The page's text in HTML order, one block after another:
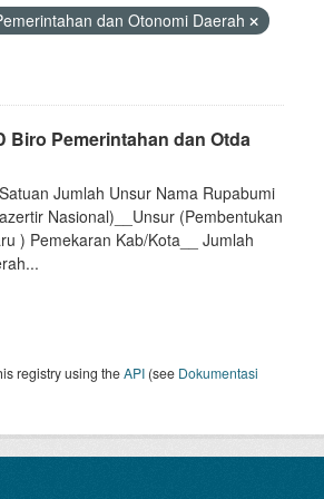
dan Otonomi Daerah
Biro Pemerintahan dan Otda
Jumlah Unsur Nama Rupabumi
Nasional)__Unsur (Pembentukan
) Pemekaran Kab/Kota__ Jumlah
registry using theAPI (see Dokumentasi